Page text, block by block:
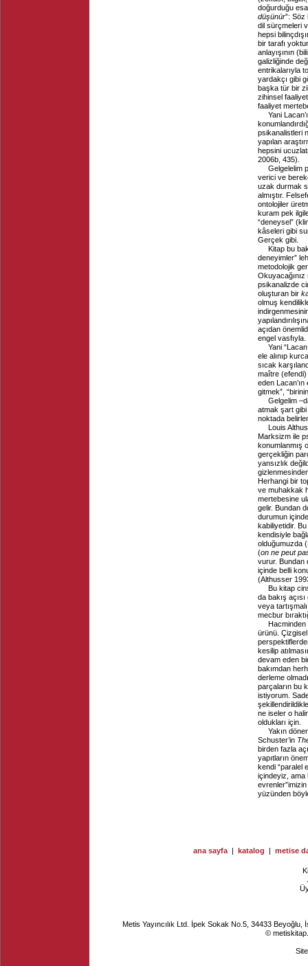
doğurduğu
düşünür”: Söz
dil sürçmeleri
hepsi
bir tarafı
anlayışının
galizliğinde
entrikalarıyla
yardakçı gibi
başka tür bir
zihinsel
faaliyet
Yani
psikanalistleri
yapılan
hepsini
2006b, 435).
Gelgelelim
verici ve
uzak durmak
almıştır.
ontolojiler
kuram pek
“deneysel”
kâseleri gibi
Gerçek gibi.
Kitap bu
deneyimler”
metodolojik
psikanalizde
oluşturan bir
olmuş
açıdan
engel vasfıyla.
Yani
ele alınıp
sıcak
maître
eden
gitmek”,
Gelgelim
atmak şart gibi
noktada
Louis
Marksizm ile
konumlanmış
gerçekliğin
yansızlık
Herhangi bir
ve muhakkak
mertebesine
gelir. Bundan
durumun
kabiliyetidir.
kendisiyle
olduğumuzda
(on ne peut
vurur. Bundan
içinde belli
(Althusser
Bu kitap
da bakış
veya
mecbur
Hacminden
ürünü.
kesilip
devam eden
bakımdan
derleme
parçaların bu
istiyorum.
ne iseler o
oldukları için.
Yakın
Schuster’in
birden fazla
yapıtların
kendi “paralel
içindeyiz, ama
evrenler”imizin
yüzünden
ana sayfa | katalog | metise
Metis Yayıncılık Ltd. İpek Sokak No.5, 34433
©